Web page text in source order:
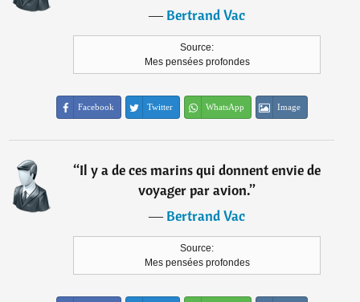
―Bertrand Vac
Source:
Mes pensées profondes
Facebook Twitter WhatsApp Image
“Il y a de ces marins qui donnent envie de
voyager par avion.”
―Bertrand Vac
Source:
Mes pensées profondes